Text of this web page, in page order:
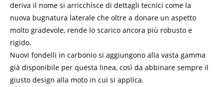
deriva il nome si arricchisce di dettagli tecnici come la
nuova bugnatura laterale che oltre a donare un aspetto
molto gradevole, rende lo scarico ancora più robusto e
rigido.
Nuovi fondelli in carbonio si aggiungono alla vasta gamma
già disponibile per questa linea, così da abbinare sempre il
giusto design alla moto in cui si applica.